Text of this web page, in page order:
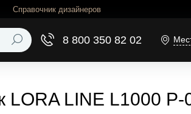
Справочник дизайнеров
8 800 350 82 02
LORA LINE L1000